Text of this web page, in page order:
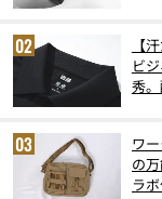
【
ビ
秀
ワ
の
ラ